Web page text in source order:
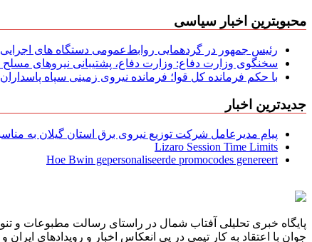
محبوبترین اخبار سیاسی
رئیس جمهور در گردهمایی روابط‌عمومی دستگاه های
سخنگوی وزارت دفاع: وزارت دفاع، پشتیبانی نیرو‌های مسلح
با حکم فرمانده کل قوا؛ فرمانده نیروی زمینی سپاه
جدیدترین اخبار
پیام مدیرعامل شركت توزیع نیروی برق استان گیلان به
Lizaro Session Time Limits
Hoe Bwin gepersonaliseerde promocodes genereert
پایگاه خبری تحلیلی آفتاب شمال در راستای رسالت مطبوعات و
جوان با اعتقاد به کار تیمی در پی انعکاس اخبار و رویدادهای